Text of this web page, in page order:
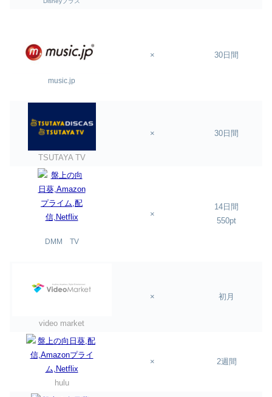
music.jp
× 30日間
TSUTAYA TV
× 30日間
DMM TV
×
14日間
550pt
video market
× 初月
hulu
× 2週間